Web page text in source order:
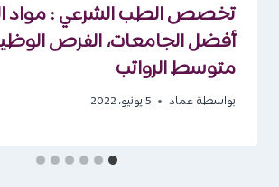
تخصص الطب الشرعي : مواد
أفضل الجامعات، الفرص
متوسط الرواتب
بواسطة عماد 5 يونيو، 2022